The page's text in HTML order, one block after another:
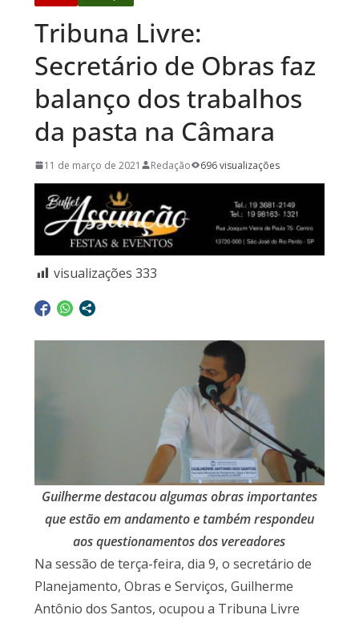
Tribuna Livre:
Secretário de Obras faz
balanço dos trabalhos
da pasta na Câmara
11 de março de 2021 Redação 696 visualizações
visualizações 333
Guilherme destacou algumas obras importantes
que estão em andamento e também respondeu
aos questionamentos dos vereadores
Na sessão de terça-feira, dia 9, o secretário de
Planejamento, Obras e Serviços, Guilherme
Antônio dos Santos, ocupou a Tribuna Livre